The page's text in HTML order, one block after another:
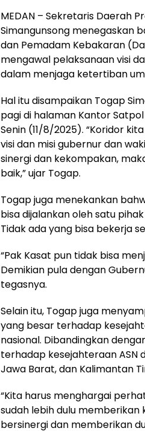
MEDAN – Sekretaris Daerah
Simangunsong menegaskan
dan Pemadam Kebakaran
mengawal pelaksanaan visi
dalam menjaga ketertiban
Hal itu disampaikan Togap
pagi di halaman Kantor
Senin (11/8/2025). “Koridor
visi dan misi gubernur dan
sinergi dan kekompakan,
baik,” ujar Togap.
Togap juga menekankan
bisa dijalankan oleh satu
Tidak ada yang bisa bekerja
“Pak Kasat pun tidak bisa
Demikian pula dengan
tegasnya.
Selain itu, Togap juga
yang besar terhadap
nasional. Dibandingkan
terhadap kesejahteraan ASN
Jawa Barat, dan Kalimantan
“Kita harus menghargai
sudah lebih dulu
bersinergi dan memberikan